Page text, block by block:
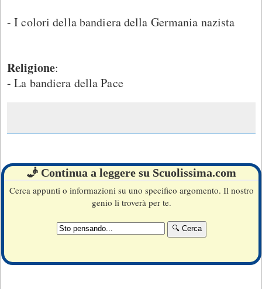
- I colori della bandiera della Germania nazista
Religione:
- La bandiera della Pace
🧞 Continua a leggere su Scuolissima.com
Cerca appunti o informazioni su uno specifico argomento. Il nostro
genio li troverà per te.